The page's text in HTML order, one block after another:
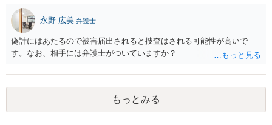
（信義則による主張制限）。
永野 広美 弁護士
偽計にはあたるので被害届出されると捜査はされる可能性が高いで
す。なお、相手には弁護士がついていますか？
もっとみる